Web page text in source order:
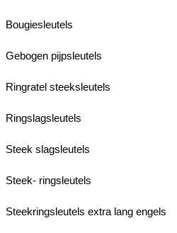
Bougiesleutels
Gebogen pijpsleutels
Ringratel steeksleutels
Ringslagsleutels
Steek slagsleutels
Steek- ringsleutels
Steekringsleutels extra lang engels